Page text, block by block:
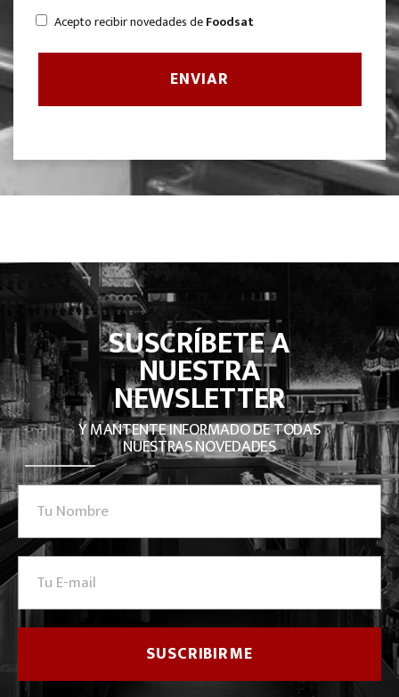
Acepto recibir novedades deFoodsat
SUSCRÍBETE A
NUESTRA
NEWSLETTER
Y MANTENTE INFORMADO DE TODAS
NUESTRAS NOVEDADES